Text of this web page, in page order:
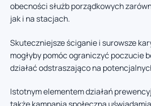
obecności służb porządkowych
jak i na stacjach.
Skuteczniejsze ściganie i surowsze
mogłyby pomóc ograniczyć poczucie
działać odstraszająco na
Istotnym elementem działań